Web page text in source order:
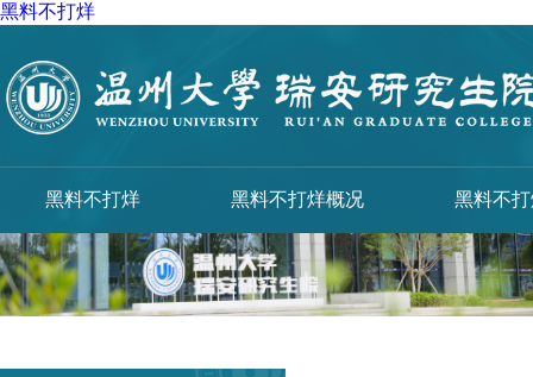
黑料不打烊
黑料不打烊 黑料不打烊概况 黑料不